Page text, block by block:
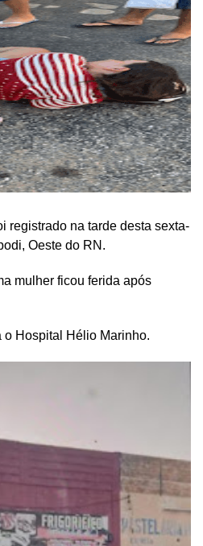
registrado na tarde desta sexta-
Oeste do RN.
mulher ficou ferida após
o Hospital Hélio Marinho.